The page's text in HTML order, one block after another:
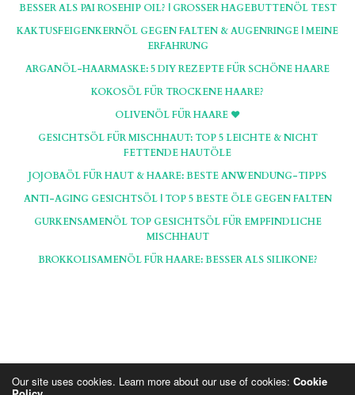
BESSER ALS PAI ROSEHIP OIL? | GROSSER HAGEBUTTENÖL TEST
KAKTUSFEIGENKERNÖL GEGEN FALTEN & AUGENRINGE | MEINE
ERFAHRUNG
ARGANÖL-HAARMASKE: 5 DIY REZEPTE FÜR SCHÖNE HAARE
KOKOSÖL FÜR TROCKENE HAARE?
OLIVENÖL FÜR HAARE ♥
GESICHTSÖL FÜR MISCHHAUT: TOP 5 LEICHTE & NICHT
FETTENDE HAUTÖLE
JOJOBAÖL FÜR HAUT & HAARE: BESTE ANWENDUNG-TIPPS
ANTI-AGING GESICHTSÖL | TOP 5 BESTE ÖLE GEGEN FALTEN
GURKENSAMENÖL TOP GESICHTSÖL FÜR EMPFINDLICHE
MISCHHAUT
BROKKOLISAMENÖL FÜR HAARE: BESSER ALS SILIKONE?
Our site uses cookies. Learn more about our use of cookies: Cookie